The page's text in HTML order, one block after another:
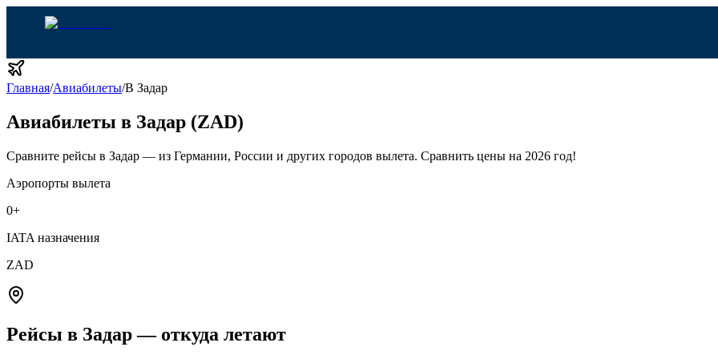
Главная/Авиабилеты/В Задар
Авиабилеты в Задар (ZAD)
Сравните рейсы в Задар — из Германии, России и других городов вылета. Сравнить цены на 2026 год!
Аэропорты вылета
0+
IATA назначения
ZAD
Рейсы в Задар — откуда летают